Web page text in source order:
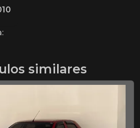
similares